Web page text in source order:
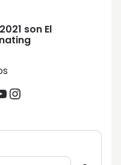
son El
Instagram